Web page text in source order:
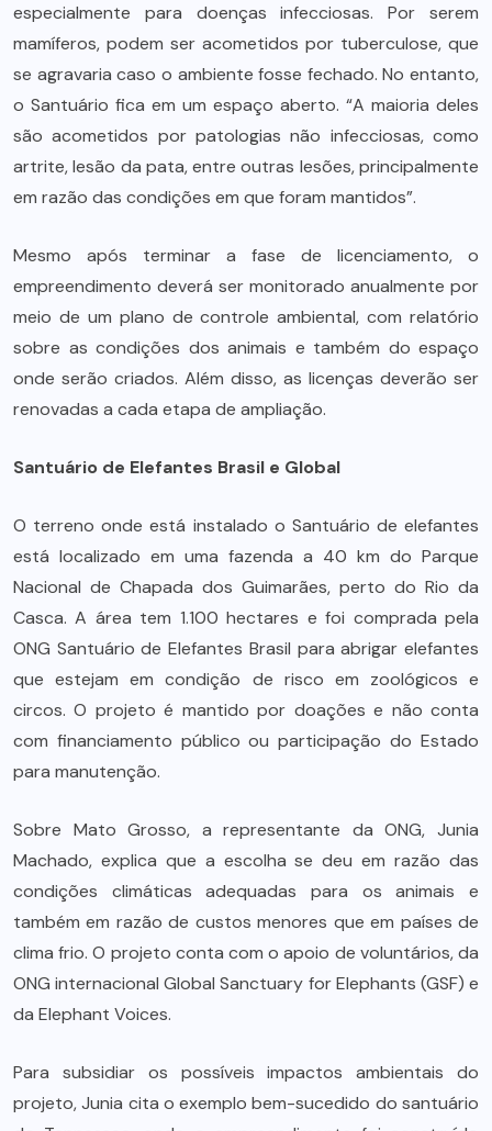
especialmente para doenças infecciosas. Por serem
mamíferos, podem ser acometidos por tuberculose, que
se agravaria caso o ambiente fosse fechado. No entanto,
o Santuário fica em um espaço aberto. “A maioria deles
são acometidos por patologias não infecciosas, como
artrite, lesão da pata, entre outras lesões, principalmente
em razão das condições em que foram mantidos”.
Mesmo após terminar a fase de licenciamento, o
empreendimento deverá ser monitorado anualmente por
meio de um plano de controle ambiental, com relatório
sobre as condições dos animais e também do espaço
onde serão criados. Além disso, as licenças deverão ser
renovadas a cada etapa de ampliação.
Santuário de Elefantes Brasil e Global
O terreno onde está instalado o Santuário de elefantes
está localizado em uma fazenda a 40 km do Parque
Nacional de Chapada dos Guimarães, perto do Rio da
Casca. A área tem 1.100 hectares e foi comprada pela
ONG Santuário de Elefantes Brasil para abrigar elefantes
que estejam em condição de risco em zoológicos e
circos. O projeto é mantido por doações e não conta
com financiamento público ou participação do Estado
para manutenção.
Sobre Mato Grosso, a representante da ONG, Junia
Machado, explica que a escolha se deu em razão das
condições climáticas adequadas para os animais e
também em razão de custos menores que em países de
clima frio. O projeto conta com o apoio de voluntários, da
ONG internacional Global Sanctuary for Elephants (GSF) e
da Elephant Voices.
Para subsidiar os possíveis impactos ambientais do
projeto, Junia cita o exemplo bem-sucedido do santuário